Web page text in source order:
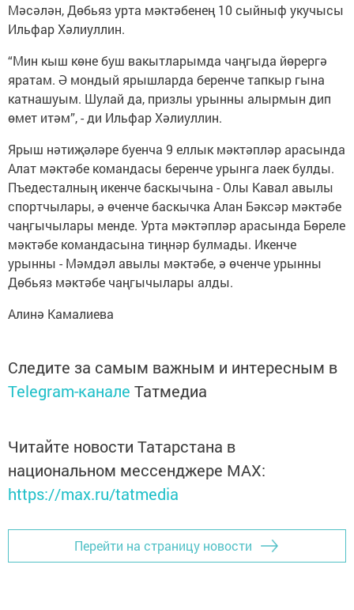
Мәсәлән, Дөбьяз урта мәктәбенең 10 сыйныф укучысы
Ильфар Хәлиуллин.
“Мин кыш көне буш вакытларымда чаңгыда йөрергә
яратам. Ә мондый ярышларда беренче тапкыр гына
катнашуым. Шулай да, призлы урынны алырмын дип
өмет итәм”, - ди Ильфар Хәлиуллин.
Ярыш нәтиҗәләре буенча 9 еллык мәктәпләр арасында
Алат мәктәбе командасы беренче урынга лаек булды.
Пъедесталның икенче баскычына - Олы Кавал авылы
спортчылары, ә өченче баскычка Алан Бәксәр мәктәбе
чаңгычылары менде. Урта мәктәпләр арасында Бөреле
мәктәбе командасына тиңнәр булмады. Икенче
урынны - Мәмдәл авылы мәктәбе, ә өченче урынны
Дөбьяз мәктәбе чаңгычылары алды.
Алинә Камалиева
Следите за самым важным и интересным в
Telegram-канале Татмедиа
Читайте новости Татарстана в
национальном мессенджере MАХ:
https://max.ru/tatmedia
Перейти на страницу новости